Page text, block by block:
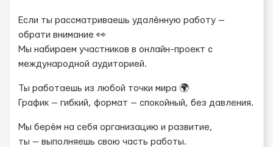
Если ты рассматриваешь удалённую работу —
обрати внимание 👀
Мы набираем участников в онлайн-проект с
международной аудиторией.
Ты работаешь из любой точки мира 🌍
График — гибкий, формат — спокойный, без давления.
Мы берём на себя организацию и развитие,
ты — выполняешь свою часть работы.